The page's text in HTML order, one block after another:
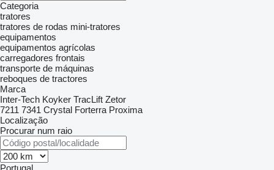
Categoria
tratores
tratores de rodas mini-tratores
equipamentos
equipamentos agrícolas
carregadores frontais
transporte de máquinas
reboques de tractores
Marca
Inter-Tech Koyker TracLift Zetor
7211 7341 Crystal Forterra Proxima
Localização
Procurar num raio
Portugal